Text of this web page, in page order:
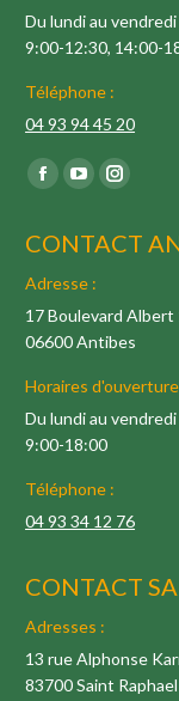
Du lundi au vendredi
9:00-12:30, 14:00-
Téléphone :
04 93 94 45 20
Trouvez nous sur :
Facebook
s'ouvre
dans
une
nouvelle
YouTube
s'ouvre
dans
une
nouvelle
Instagram
s'ouvre
une
nouvelle
CONTACT
Adresse :
17 Boulevard Albert
06600 Antibes
Horaires
Du lundi au vendredi
9:00-18:00
Téléphone :
04 93 34 12 76
CONTACT
Adresses :
13 rue Alphonse
83700 Saint Raphael